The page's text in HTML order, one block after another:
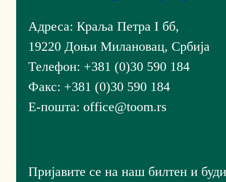
Адреса: Краља Петра I бб,
19220 Доњи Милановац, Србија
Телефон: +381 (0)30 590 184
Факс: +381 (0)30 590 184
Е-пошта: office@toom.rs
Пријавите се на наш билтен и